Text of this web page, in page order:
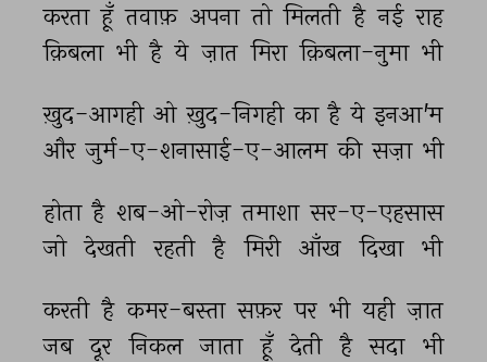
करता हूँ तवाफ़ अपना तो मिलती है नई राह
क़िबला भी है ये ज़ात मिरा क़िबला-नुमा भी
ख़ुद-आगही ओ ख़ुद-निगही का है ये इनआ'म
और जुर्म-ए-शनासाई-ए-आलम की सज़ा भी
होता है शब-ओ-रोज़ तमाशा सर-ए-एहसास
जो देखती रहती है मिरी आँख दिखा भी
करती है कमर-बस्ता सफ़र पर भी यही ज़ात
जब दूर निकल जाता हूँ देती है सदा भी